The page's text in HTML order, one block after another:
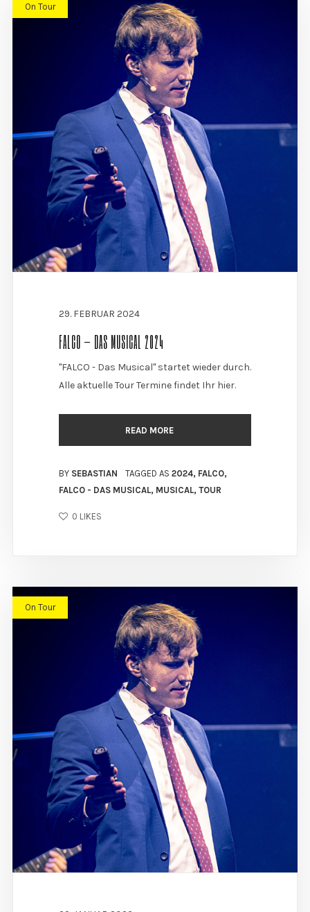
On Tour
29. FEBRUAR 2024
FALCO – DAS MUSICAL 2024
"FALCO - Das Musical" startet wieder durch.
Alle aktuelle Tour Termine findet Ihr hier.
READ MORE
BY SEBASTIAN TAGGED AS 2024, FALCO,
FALCO - DAS MUSICAL, MUSICAL, TOUR
0 LIKES
On Tour